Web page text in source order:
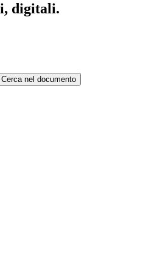
digitali.
Cerca nel documento